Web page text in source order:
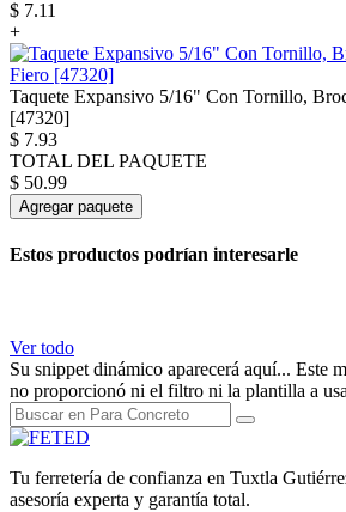
$ 7.11
+
Taquete Expansivo 5/16" Con Tornillo,
[47320]
$ 7.93
TOTAL DEL PAQUETE
$ 50.99
Agregar paquete
Estos productos podrían interesarle
Ver todo
Su snippet dinámico aparecerá aquí... Este
no proporcionó ni el filtro ni la plantilla a
Tu ferretería de confianza en Tuxtla
asesoría experta y garantía total.